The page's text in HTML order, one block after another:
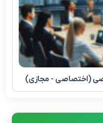
(اختصاصی - مجازی)